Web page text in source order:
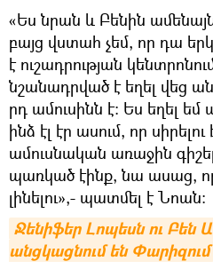
«Ես նրան և Բենին
բայց վստահ չեմ, որ դա
է ուշադրության
նշանադրված է եղել վեց
րդ ամուսինն է։ Ես եղել
ինձ էլ էր ասում, որ
ամուսնական առաջին
պառկած էինք, նա ասաց,
լինելու»,- պատմել է Նոան։
Ջենիֆեր Լոպեսն ու Բեն
անցկացնում են Փարիզում